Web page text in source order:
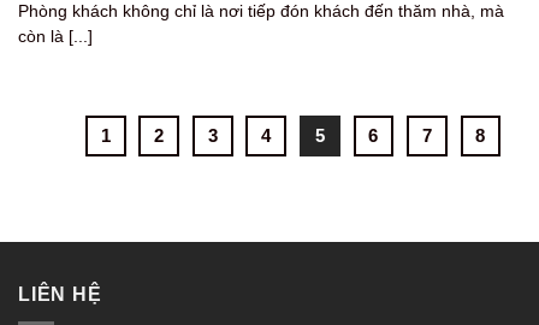
Phòng khách không chỉ là nơi tiếp đón khách đến thăm nhà, mà
còn là [...]
1 2 3 4 5 6 7 8
LIÊN HỆ